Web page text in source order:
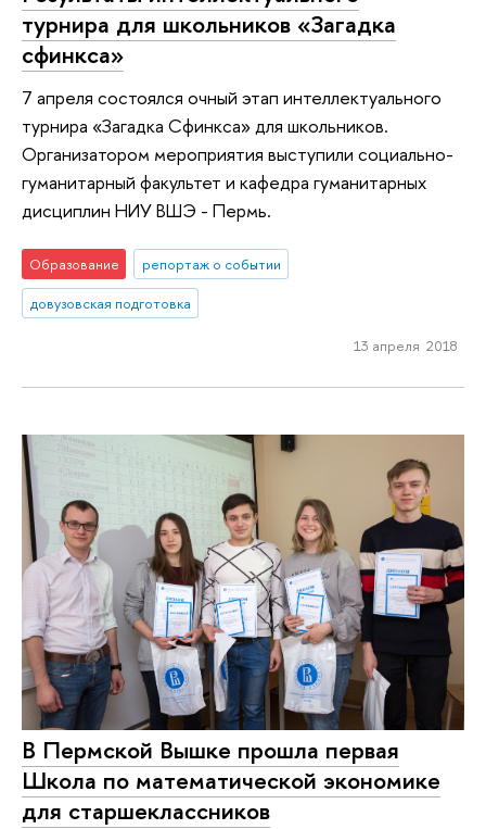
турнира для школьников «Загадка
сфинкса»
7 апреля состоялся очный этап интеллектуального
турнира «Загадка Сфинкса» для школьников.
Организатором мероприятия выступили социально-
гуманитарный факультет и кафедра гуманитарных
дисциплин НИУ ВШЭ - Пермь.
Образование
репортаж о событии
довузовская подготовка
13 апреля 2018
В Пермской Вышке прошла первая
Школа по математической экономике
для старшеклассников